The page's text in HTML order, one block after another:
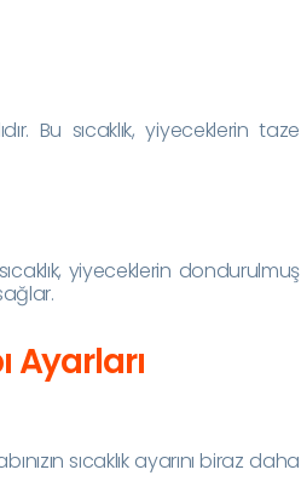
Bu sıcaklık, yiyeceklerin taze
yiyeceklerin dondurulmuş
Ayarları
sıcaklık ayarını biraz daha